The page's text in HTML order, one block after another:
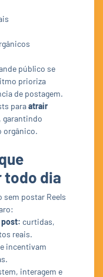
público se
prioriza
de postagem.
paraatrair
, garantindo
orgânico.
todo dia
sem postar Reels
post: curtidas,
reais.
incentivam
interagem e